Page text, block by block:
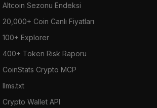
Altcoin Sezonu Endeksi
20,000+ Coin Canlı Fiyatları
100+ Explorer
400+ Token Risk Raporu
CoinStats Crypto MCP
llms.txt
Crypto Wallet API